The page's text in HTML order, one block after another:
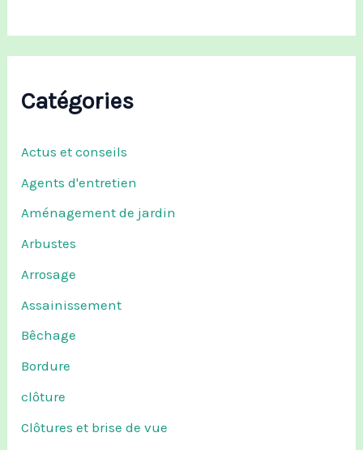
Catégories
Actus et conseils
Agents d'entretien
Aménagement de jardin
Arbustes
Arrosage
Assainissement
Bêchage
Bordure
clôture
Clôtures et brise de vue